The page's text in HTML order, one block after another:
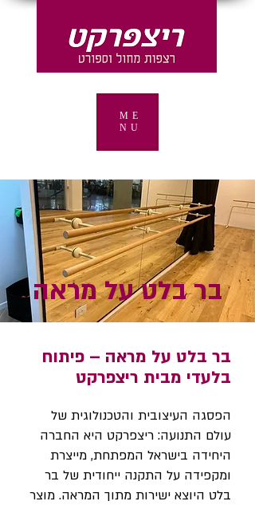
ME
NU
בר בלט על מראה
בר בלט על מראה – פיתוח
בלעדי מבית ריצפרקט
הפסגה העיצובית והטכנולוגית של
עולם התנועה: ריצפרקט היא החברה
היחידה בישראל המפתחת, מייצרת
ומקפידה על התקנה ייחודית של בר
בלט היוצא ישירות מתוך המראה. מוצר